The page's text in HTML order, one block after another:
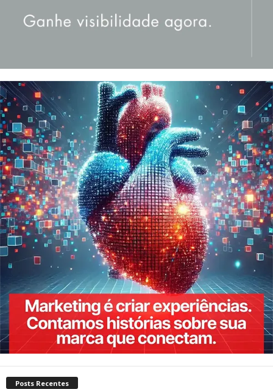
Posts Recentes